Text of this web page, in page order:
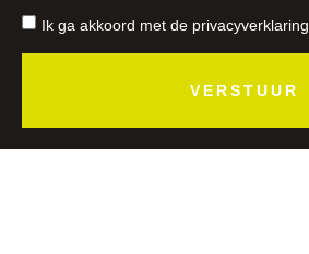
Ik ga akkoord met de privacyverklaring
VERSTUUR